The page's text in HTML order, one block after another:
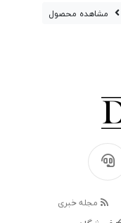
محصول
مجله خبری